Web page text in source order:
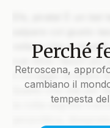
veliero che si
sue stive i tesori
il coraggio di issare
Quello che stai per
la rotta segreta
Perché
Retroscena,
cambiano il
tempesta